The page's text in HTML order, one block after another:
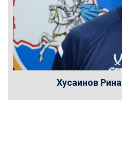
Хусаинов